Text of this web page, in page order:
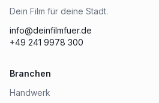
Dein Film für deine Stadt.
info@deinfilmfuer.de
+49 241 9978 300
Branchen
Handwerk